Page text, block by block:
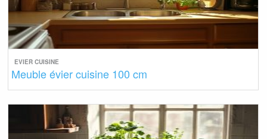
EVIER CUISINE
Meuble évier cuisine 100 cm